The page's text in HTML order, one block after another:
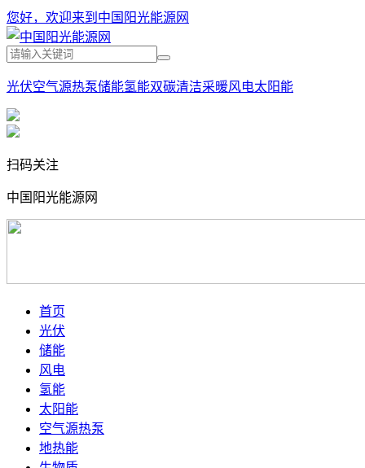
您好，欢迎来到中国阳光能源网
光伏空气源热泵储能氢能双碳清洁采暖风电太阳能
扫码关注
中国阳光能源网
首页
光伏
储能
风电
氢能
太阳能
空气源热泵
地热能